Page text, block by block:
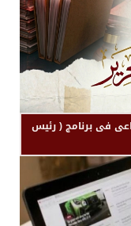
فى برنامج ( رئيس